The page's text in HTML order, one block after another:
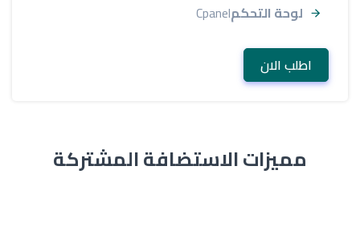
لوحة التحكمCpanel
اطلب الان
مميزات الاستضافة المشتركة